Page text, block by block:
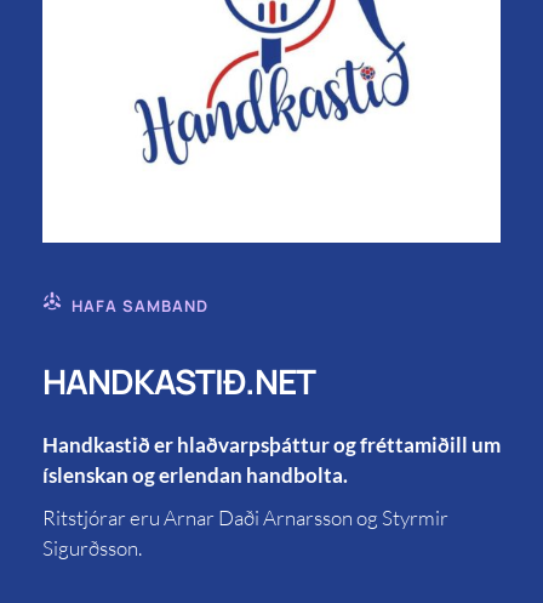
HAFA SAMBAND
HANDKASTIÐ.NET
Handkastið er hlaðvarpsþáttur og fréttamiðill um
íslenskan og erlendan handbolta.
Ritstjórar eru Arnar Daði Arnarsson og Styrmir
Sigurðsson.